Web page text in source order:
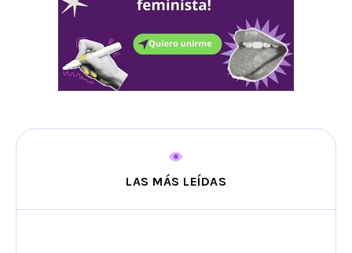
LAS MÁS LEÍDAS